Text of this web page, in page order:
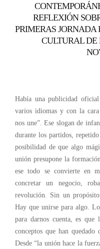
REFLEXIÓN
PRIMERAS
CULTURAL DE
Había una publicidad
varios idiomas y con la
nos une”. Ese slogan de
durante los partidos,
posibilidad de que algo
unión presupone la
ese todo se convierte en
concretar un negocio,
revolución. Sin un
Hay que unirse para algo.
para darnos cuenta, es
conceptos que han
Desde “la unión hace la